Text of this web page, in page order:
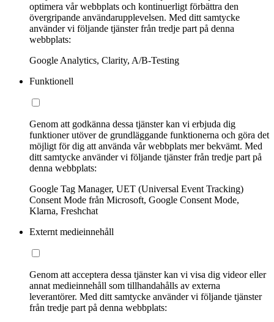
optimera vår webbplats och kontinuerligt förbättra den
övergripande användarupplevelsen. Med ditt samtycke
använder vi följande tjänster från tredje part på denna
webbplats:
Google Analytics, Clarity, A/B-Testing
Funktionell
Genom att godkänna dessa tjänster kan vi erbjuda dig
funktioner utöver de grundläggande funktionerna och göra det
möjligt för dig att använda vår webbplats mer bekvämt. Med
ditt samtycke använder vi följande tjänster från tredje part på
denna webbplats:
Google Tag Manager, UET (Universal Event Tracking)
Consent Mode från Microsoft, Google Consent Mode,
Klarna, Freshchat
Externt medieinnehåll
Genom att acceptera dessa tjänster kan vi visa dig videor eller
annat medieinnehåll som tillhandahålls av externa
leverantörer. Med ditt samtycke använder vi följande tjänster
från tredje part på denna webbplats: